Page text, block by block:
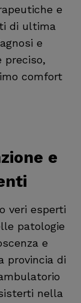
e
di ultima
e
comfort
e
veri esperti
patologie
e
provincia di
nella